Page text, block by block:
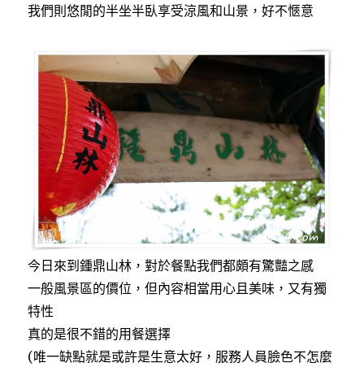
我們則悠閒的半坐半臥享受涼風和山景，好不愜意
今日來到鍾鼎山林，對於餐點我們都頗有驚豔之感
一般風景區的價位，但內容相當用心且美味，又有獨
特性
真的是很不錯的用餐選擇
(唯一缺點就是或許是生意太好，服務人員臉色不怎麼